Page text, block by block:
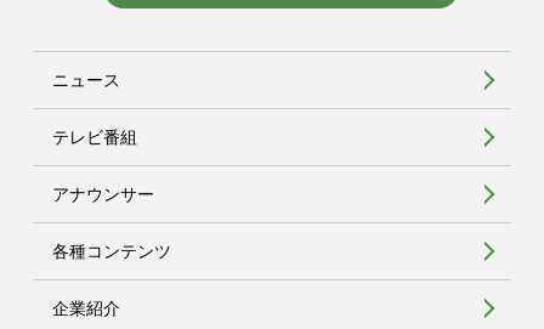
ニュース
テレビ番組
アナウンサー
各種コンテンツ
企業紹介